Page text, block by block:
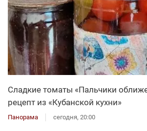
Сладкие томаты «Пальчики
рецепт из «Кубанской кухни»
Панорама сегодня, 20:00